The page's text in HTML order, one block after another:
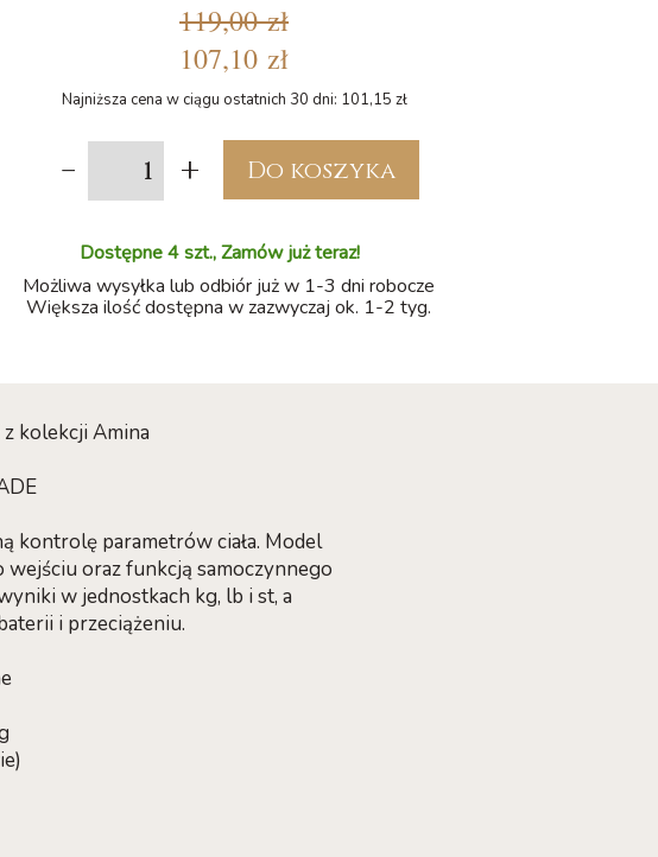
119,00 zł
107,10 zł
Najniższa cena w ciągu ostatnich 30 dni: 101,15 zł
- + Do koszyka
Dostępne 4 szt., Zamów już teraz!
Możliwa wysyłka lub odbiór już w 1-3 dni robocze
Większa ilość dostępna w zazwyczaj ok. 1-2 tyg.
kolekcji Amina
kontrolę parametrów ciała. Model
oraz funkcją samoczynnego
w jednostkach kg, lb i st, a
i przeciążeniu.